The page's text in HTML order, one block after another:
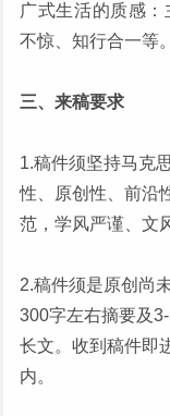
广式生活的质感
不惊、知行合一等。
三、来稿要求
1.稿件须坚持马克
性、原创性、前沿
范，学风严谨、文
2.稿件须是原创尚
300字左右摘要及
长文。收到稿件即
内。